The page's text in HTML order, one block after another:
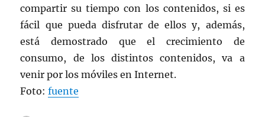
compartir su tiempo con los contenidos, si es
fácil que pueda disfrutar de ellos y, además,
está demostrado que el crecimiento de
consumo, de los distintos contenidos, va a
venir por los móviles en Internet.
Foto:fuente